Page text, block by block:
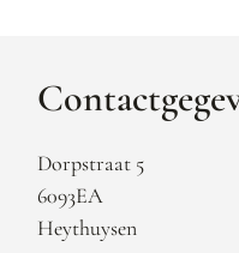
Dorpstraat 5
6093EA
Heythuysen